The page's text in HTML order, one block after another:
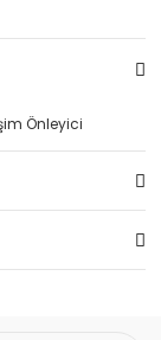
Önleyici